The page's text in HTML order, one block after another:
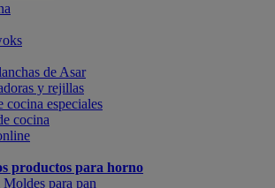
de Asar
y rejillas
cocina especiales
cocina
productos para horno
para pan